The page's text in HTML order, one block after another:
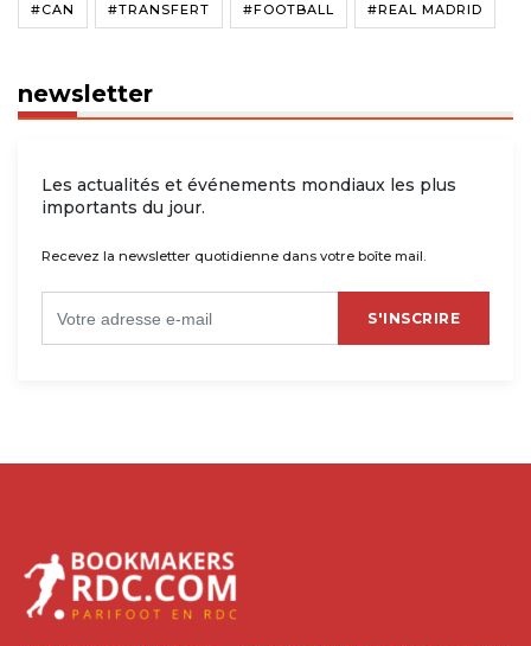
#CAN #TRANSFERT #FOOTBALL #REAL MADRID
newsletter
Les actualités et événements mondiaux les plus
importants du jour.
Recevez la newsletter quotidienne dans votre boîte mail.
S'INSCRIRE